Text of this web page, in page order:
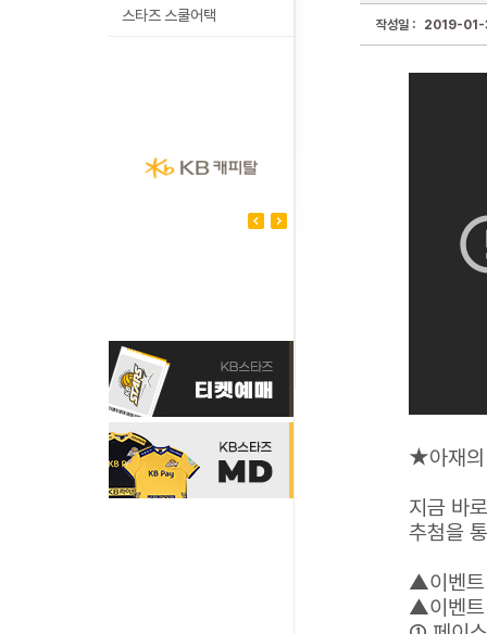
스타즈 스쿨어택
작성일 : 2019-01-
★아재의
지금 바
추첨을
▲이벤트
▲이벤트